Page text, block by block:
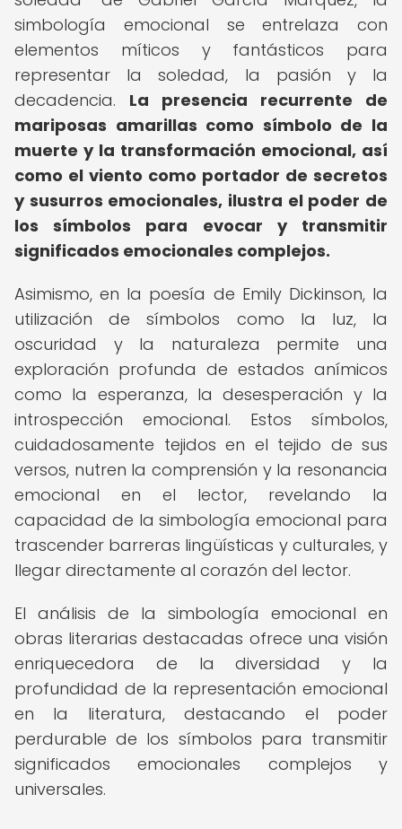
simbología emocional se entrelaza con
elementos míticos y fantásticos para
representar la soledad, la pasión y la
decadencia. La presencia recurrente de
mariposas amarillas como símbolo de la
muerte y la transformación emocional, así
como el viento como portador de secretos
y susurros emocionales, ilustra el poder de
los símbolos para evocar y transmitir
significados emocionales complejos.
Asimismo, en la poesía de Emily Dickinson, la
utilización de símbolos como la luz, la
oscuridad y la naturaleza permite una
exploración profunda de estados anímicos
como la esperanza, la desesperación y la
introspección emocional. Estos símbolos,
cuidadosamente tejidos en el tejido de sus
versos, nutren la comprensión y la resonancia
emocional en el lector, revelando la
capacidad de la simbología emocional para
trascender barreras lingüísticas y culturales, y
llegar directamente al corazón del lector.
El análisis de la simbología emocional en
obras literarias destacadas ofrece una visión
enriquecedora de la diversidad y la
profundidad de la representación emocional
en la literatura, destacando el poder
perdurable de los símbolos para transmitir
significados emocionales complejos y
universales.